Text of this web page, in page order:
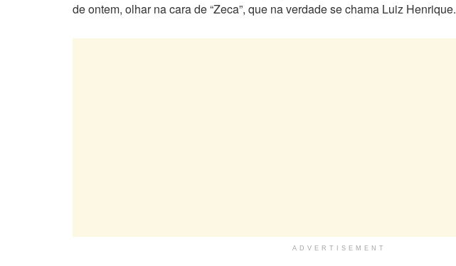
de ontem, olhar na cara de “Zeca”, que na verdade se chama Luiz Henrique.
ADVERTISEMENT